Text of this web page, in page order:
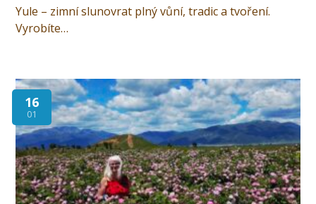
Yule – zimní slunovrat plný vůní, tradic a tvoření.
Vyrobíte…
16
01